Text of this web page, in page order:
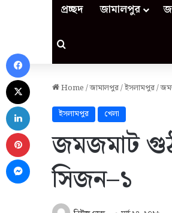
প্রচ্ছদ জামালপুর
Search for
Home/জামালপুর/ইসলামপুর/
ইসলামপুর খেলা
জমজমাট
সিজন–১
Facebook
LinkedIn